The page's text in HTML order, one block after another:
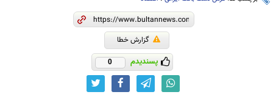
گزارش خطا
پسندیدم 0